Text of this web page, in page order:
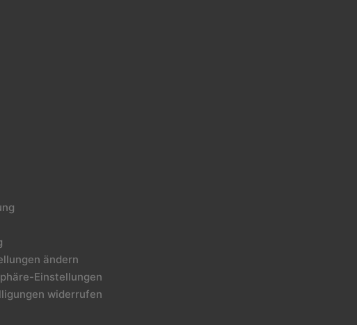
ändern
Einstellungen
widerrufen